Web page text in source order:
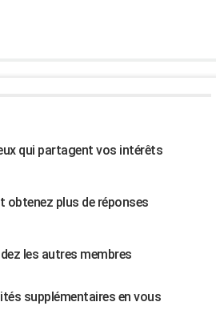
qui partagent vos intérêts
plus de réponses
les autres membres
supplémentaires en vous